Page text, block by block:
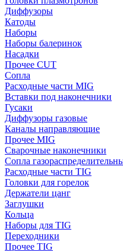
Диффузоры
Катоды
Наборы
Наборы балеринок
Насадки
Прочее CUT
Сопла
Расходные части MIG
Вставки под наконечники
Гусаки
Диффузоры газовые
Каналы направляющие
Прочее MIG
Сварочные наконечники
Сопла
Расходные части TIG
Головки для горелок
Держатели цанг
Заглушки
Кольца
Наборы для TIG
Переходники
Прочее TIG